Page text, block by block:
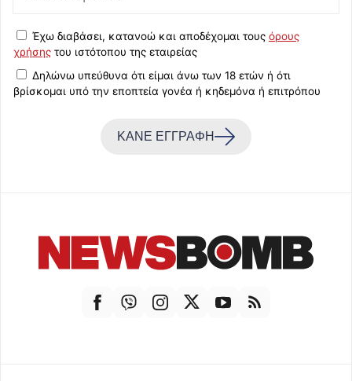
Έχω διαβάσει, κατανοώ και αποδέχομαι τους όρους
χρήσης του ιστότοπου της εταιρείας
Δηλώνω υπεύθυνα ότι είμαι άνω των 18 ετών ή ότι
βρίσκομαι υπό την εποπτεία γονέα ή κηδεμόνα ή επιτρόπου
ΚΑΝΕ ΕΓΓΡΑΦΗ